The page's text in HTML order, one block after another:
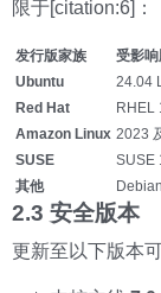
限于[citation:6]：
发行版家族
受影
Ubuntu
24.04
Red Hat
RHEL
Amazon Linux 2023
SUSE
SUSE
其他
2.3 安全版本
更新至以下版本